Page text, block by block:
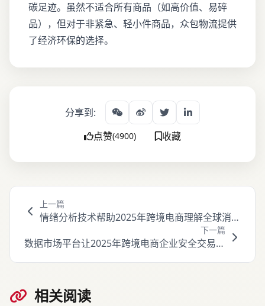
碳足迹。虽然不适合所有商品（如高价值、易碎
品），但对于非紧急、轻小件商品，众包物流提供
了经济环保的选择。
分享到:
点赞(4900) 收藏
上一篇
情绪分析技术帮助2025年跨境电商理解全球消费
下一篇
数据市场平台让2025年跨境电商企业安全交易和
相关阅读